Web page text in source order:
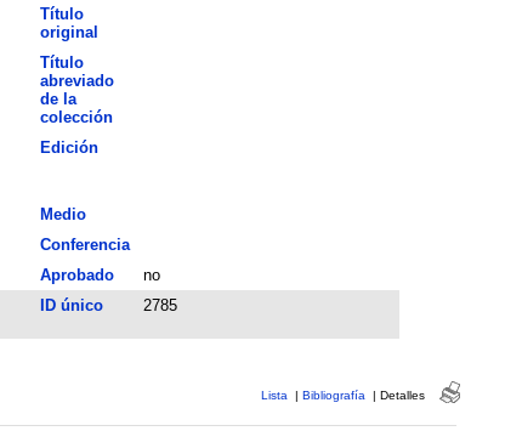
Título
original
Título
abreviado
de la
colección
Edición
Medio
Conferencia
Aprobado
no
ID único 2785
Lista | Bibliografía | Detalles